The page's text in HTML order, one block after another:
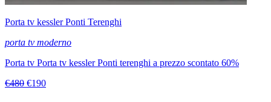
Porta tv kessler Ponti Terenghi
porta tv moderno
Porta tv Porta tv kessler Ponti terenghi a prezzo scontato 60%
€480 €190